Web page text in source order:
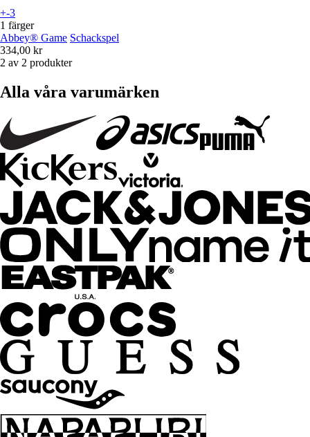
+-3
1 färger
Abbey® Game Schackspel
334,00 kr
2 av 2 produkter
Alla våra varumärken